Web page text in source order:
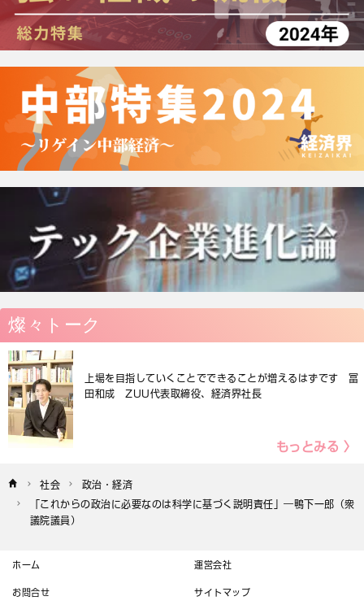
燦々トーク
上場を目指していくことでできることが増えるはずです 冨
田和成 ZUU代表取締役、経済界社長
もっとみる 〉
社会
政治・経済
「これからの政治に必要なのは科学に基づく説明責任」―鴨下一郎（衆
議院議員）
ホーム 運営会社
お問合せ サイトマップ